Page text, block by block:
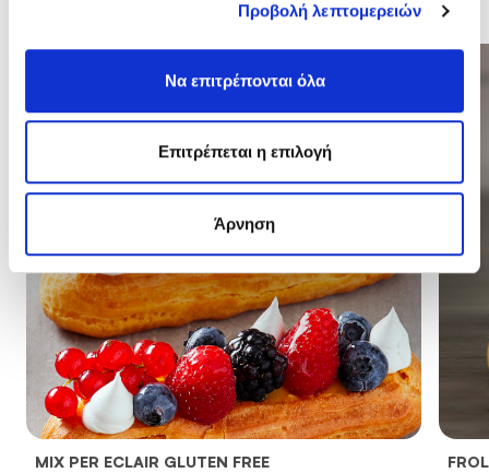
Προβολή λεπτομερειών
Να επιτρέπονται όλα
Επιτρέπεται η επιλογή
Άρνηση
MIX PER ECLAIR GLUTEN FREE